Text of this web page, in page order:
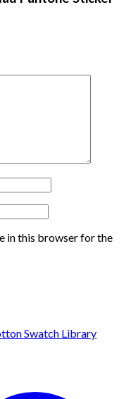
in this browser for the